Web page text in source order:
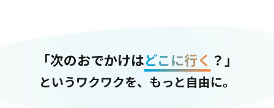
「次のおでかけはどこに行く ？」
というワクワクを、もっと自由に。